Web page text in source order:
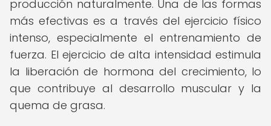
producción naturalmente. Una de las formas
más efectivas es a través del ejercicio físico
intenso, especialmente el entrenamiento de
fuerza. El ejercicio de alta intensidad estimula
la liberación de hormona del crecimiento, lo
que contribuye al desarrollo muscular y la
quema de grasa.